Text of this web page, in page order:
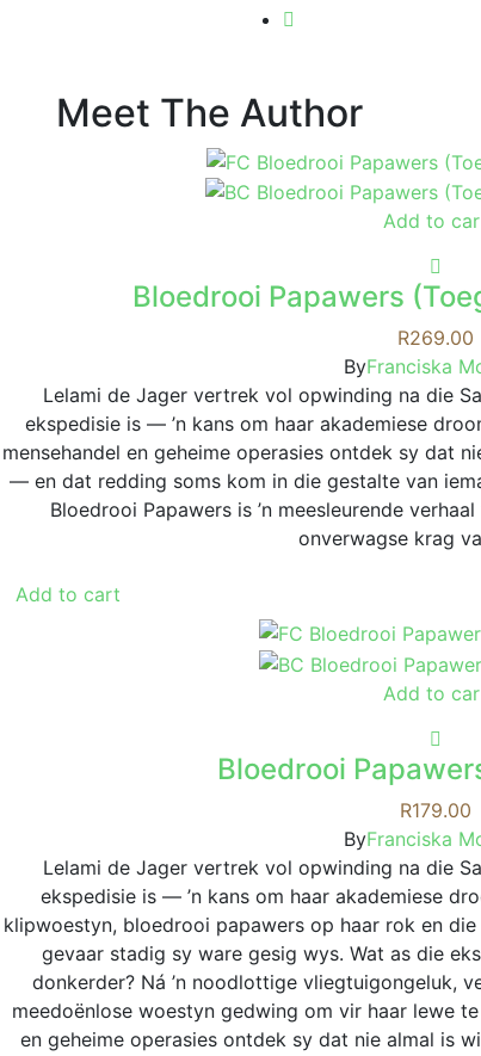
Meet The Author
Add to
Bloedrooi Papawers
R269.00
ByFranciska
Lelami de Jager vertrek vol opwinding na die
ekspedisie is — ’n kans om haar akademiese
mensehandel en geheime operasies ontdek sy dat
— en dat redding soms kom in die gestalte van
Bloedrooi Papawers is ’n meesleurende
onverwagse krag
Add to cart
Add to
Bloedrooi
R179.00
ByFranciska
Lelami de Jager vertrek vol opwinding na die
ekspedisie is — ’n kans om haar akademiese
klipwoestyn, bloedrooi papawers op haar rok en
gevaar stadig sy ware gesig wys. Wat as die
donkerder? Ná ’n noodlottige vliegtuigongeluk,
meedoënlose woestyn gedwing om vir haar lewe
en geheime operasies ontdek sy dat nie almal is